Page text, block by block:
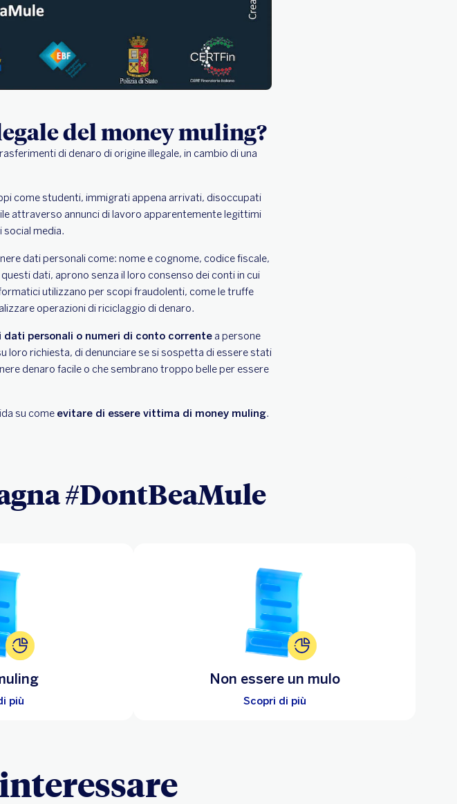
del money muling?
di denaro di origine illegale, in cambio di una
come studenti, immigrati appena arrivati, disoccupati
attraverso annunci di lavoro apparentemente legittimi
media.
dati personali come: nome e cognome, codice fiscale,
dati, aprono senza il loro consenso dei conti in cui
utilizzano per scopi fraudolenti, come le truffe
operazioni di riciclaggio di denaro.
personali o numeri di conto corrente a persone
loro richiesta, di denunciare se si sospetta di essere stati
denaro facile o che sembrano troppo belle per essere
su come evitare di essere vittima di money muling.
#DontBeaMule
più
Non essere un mulo
Scopri di più